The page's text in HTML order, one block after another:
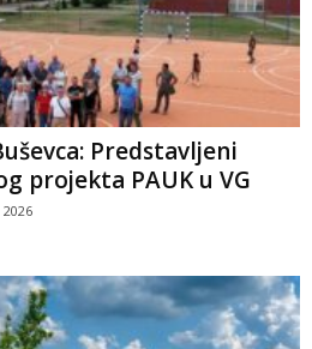
Predstavljeni
projekta PAUK u VG